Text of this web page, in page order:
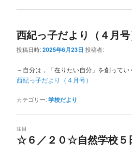
西紀っ子だより（４月号
投稿日時:2025年6月23日 投稿者:
～自分は，「在りたい自分」を創ってい
西紀っ子だより（４月号）
カテゴリー:学校だより
☆６／２０☆自然学校５
注目